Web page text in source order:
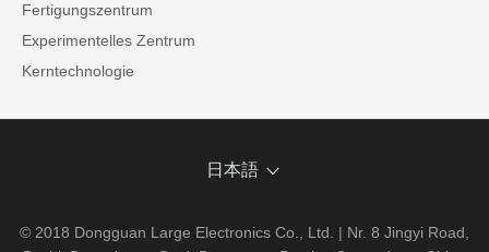
Fertigungszentrum
Experimentelles Zentrum
Kerntechnologie
日本語
© 2018 Dongguan Large Electronics Co., Ltd. | Nr. 8 Jingyi Road,